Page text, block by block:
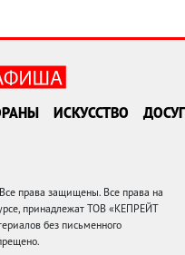
ИСКУССТВО ДОСУГ
права защищены. Все права на
принадлежат ТОВ «КЕПРЕЙТ
без письменного